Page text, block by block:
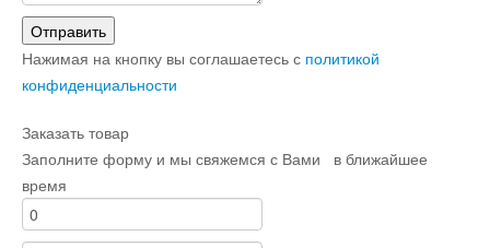
Отправить
Нажимая на кнопку вы соглашаетесь с политикой
конфиденциальности
Заказать товар
Заполните форму и мы свяжемся с Вами в ближайшее
время